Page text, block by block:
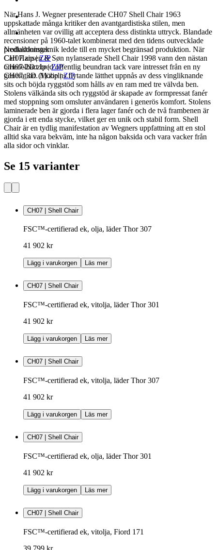
Nedladdningar
CH07.zip|ZIP
CH07-2D.zip|ZIP
CH07_3D (1).zip|ZIP
När Hans J. Wegner presenterade CH07 Shell Chair 1963
uppskattade många kritiker den avantgardistiska stilen, men
allmänheten var ovillig att acceptera dess distinkta uttryck. Blandade
recensioner på 1960-talet kombinerat med den tidens outvecklade
produktionsteknik ledde till en mycket begränsad produktion. När
Carl Hansen & Søn nylanserade Shell Chair 1998 vann den nästan
omedelbart bred offentlig beundran tack vare intresset från en ny
generation. Möbelns flytande lätthet uppnås av dess vingliknande
sits och böjda ryggstöd som hålls av en ram med tre välvda ben.
Stolens välkända sits och ryggstöd är skapade av formpressat fanér
med stoppning som omsluter användaren i generös komfort. Stolens
laminerade ben är gjorda i flera lager fanér och de två frambenen är
gjorda i ett enda stycke, vilket ger en unik och stabil form. Shell
Chair är en tydlig manifestation av Wegners uppfattning att en stol
alltid ska vara bekväm, inte ha någon baksida och vara vacker från
alla sidor och vinklar.
Se 15 varianter
CH07 | Shell Chair
FSC™-certifierad ek, olja, läder Thor 307
41 902 kr
Lägg i varukorgen Läs mer
CH07 | Shell Chair
FSC™-certifierad ek, vitolja, läder Thor 301
41 902 kr
Lägg i varukorgen Läs mer
CH07 | Shell Chair
FSC™-certifierad ek, vitolja, läder Thor 307
41 902 kr
Lägg i varukorgen Läs mer
CH07 | Shell Chair
FSC™-certifierad ek, olja, läder Thor 301
41 902 kr
Lägg i varukorgen Läs mer
CH07 | Shell Chair
FSC™-certifierad ek, vitolja, Fiord 171
39 799 kr